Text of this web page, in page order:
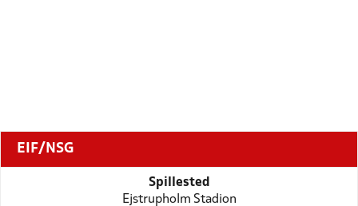
EIF/NSG
Spillested
Ejstrupholm Stadion